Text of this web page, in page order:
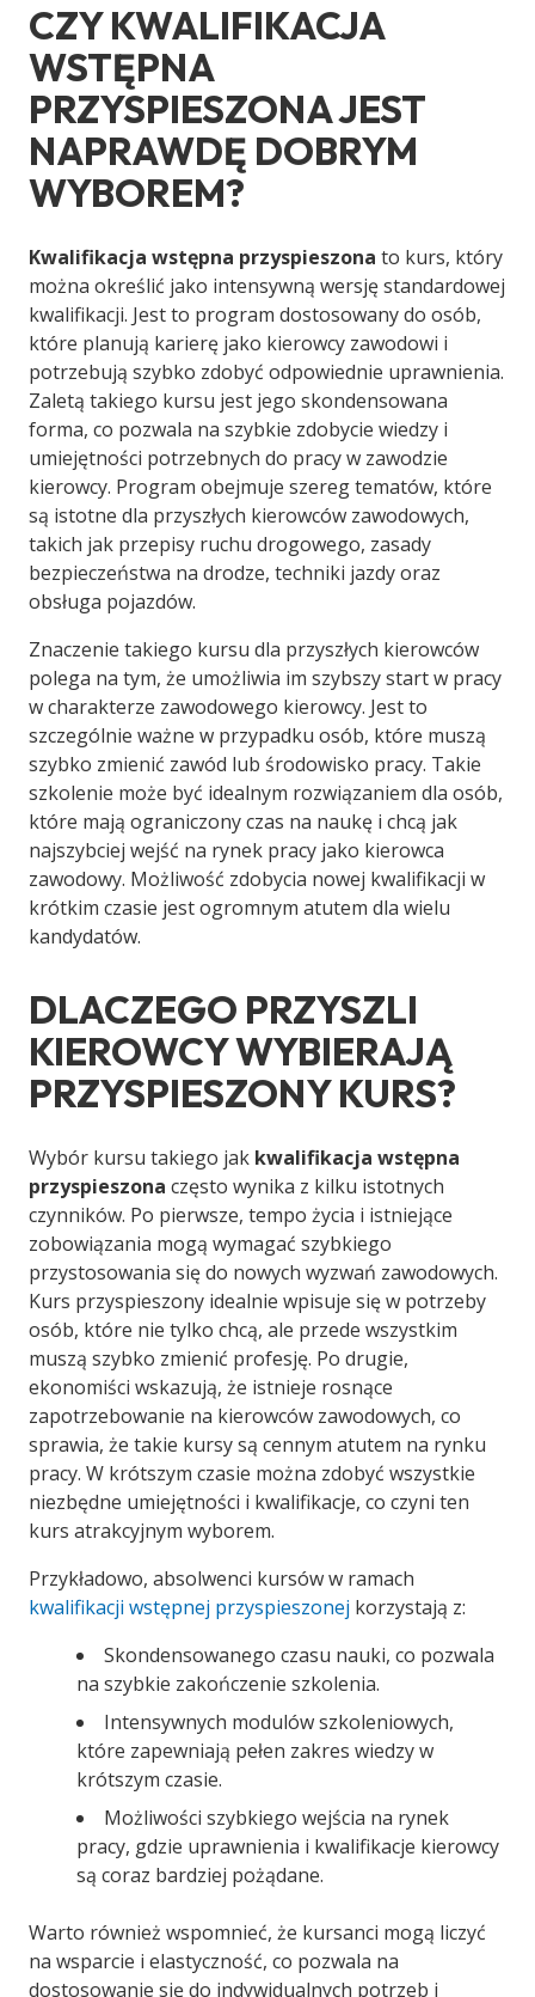
CZY KWALIFIKACJA
WSTĘPNA
PRZYSPIESZONA JEST
NAPRAWDĘ DOBRYM
WYBOREM?
Kwalifikacja wstępna przyspieszona to kurs, który
można określić jako intensywną wersję standardowej
kwalifikacji. Jest to program dostosowany do osób,
które planują karierę jako kierowcy zawodowi i
potrzebują szybko zdobyć odpowiednie uprawnienia.
Zaletą takiego kursu jest jego skondensowana
forma, co pozwala na szybkie zdobycie wiedzy i
umiejętności potrzebnych do pracy w zawodzie
kierowcy. Program obejmuje szereg tematów, które
są istotne dla przyszłych kierowców zawodowych,
takich jak przepisy ruchu drogowego, zasady
bezpieczeństwa na drodze, techniki jazdy oraz
obsługa pojazdów.
Znaczenie takiego kursu dla przyszłych kierowców
polega na tym, że umożliwia im szybszy start w pracy
w charakterze zawodowego kierowcy. Jest to
szczególnie ważne w przypadku osób, które muszą
szybko zmienić zawód lub środowisko pracy. Takie
szkolenie może być idealnym rozwiązaniem dla osób,
które mają ograniczony czas na naukę i chcą jak
najszybciej wejść na rynek pracy jako kierowca
zawodowy. Możliwość zdobycia nowej kwalifikacji w
krótkim czasie jest ogromnym atutem dla wielu
kandydatów.
DLACZEGO PRZYSZLI
KIEROWCY WYBIERAJĄ
PRZYSPIESZONY KURS?
Wybór kursu takiego jak kwalifikacja wstępna
przyspieszona często wynika z kilku istotnych
czynników. Po pierwsze, tempo życia i istniejące
zobowiązania mogą wymagać szybkiego
przystosowania się do nowych wyzwań zawodowych.
Kurs przyspieszony idealnie wpisuje się w potrzeby
osób, które nie tylko chcą, ale przede wszystkim
muszą szybko zmienić profesję. Po drugie,
ekonomiści wskazują, że istnieje rosnące
zapotrzebowanie na kierowców zawodowych, co
sprawia, że takie kursy są cennym atutem na rynku
pracy. W krótszym czasie można zdobyć wszystkie
niezbędne umiejętności i kwalifikacje, co czyni ten
kurs atrakcyjnym wyborem.
Przykładowo, absolwenci kursów w ramach
kwalifikacji wstępnej przyspieszonej korzystają z:
Skondensowanego czasu nauki, co pozwala
na szybkie zakończenie szkolenia.
Intensywnych modulów szkoleniowych,
które zapewniają pełen zakres wiedzy w
krótszym czasie.
Możliwości szybkiego wejścia na rynek
pracy, gdzie uprawnienia i kwalifikacje kierowcy
są coraz bardziej pożądane.
Warto również wspomnieć, że kursanci mogą liczyć
na wsparcie i elastyczność, co pozwala na
dostosowanie się do indywidualnych potrzeb i